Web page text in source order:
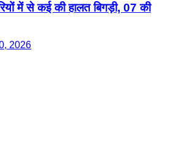
में से कई की हालत बिगड़ी, 07 की
2026